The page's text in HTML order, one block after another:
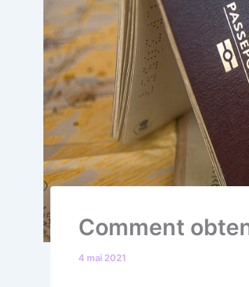
Comment
4 mai 2021